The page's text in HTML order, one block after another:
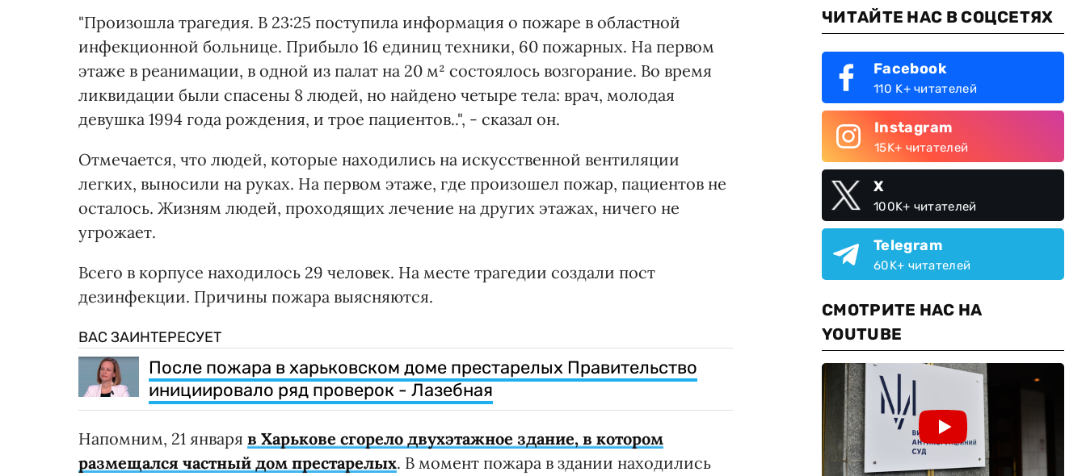
"Произошла трагедия. В 23:25 поступила информация о пожаре в областной
инфекционной больнице. Прибыло 16 единиц техники, 60 пожарных. На первом
этаже в реанимации, в одной из палат на 20 м² состоялось возгорание. Во время
ликвидации были спасены 8 людей, но найдено четыре тела: врач, молодая
девушка 1994 года рождения, и трое пациентов..", - сказал он.
Отмечается, что людей, которые находились на искусственной вентиляции
легких, выносили на руках. На первом этаже, где произошел пожар, пациентов не
осталось. Жизням людей, проходящих лечение на других этажах, ничего не
угрожает.
Всего в корпусе находилось 29 человек. На месте трагедии создали пост
дезинфекции. Причины пожара выясняются.
ВАС ЗАИНТЕРЕСУЕТ
После пожара в харьковском доме престарелых Правительство
инициировало ряд проверок - Лазебная
Напомним, 21 января в Харькове сгорело двухэтажное здание, в котором
размещался частный дом престарелых. В момент пожара в здании находились
ЧИТАЙТЕ НАС В СОЦСЕТЯХ
Facebook
110 K+ читателей
Instagram
15K+ читателей
X
100K+ читателей
Telegram
60K+ читателей
СМОТРИТЕ НАС НА
YOUTUBE